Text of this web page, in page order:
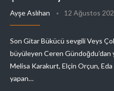
Ayşe Aslıhan 12 Ağustos
Son Gitar Bükücü sevgili Veys
büyüleyen Ceren
Melisa Karakurt, Elçin Orçun,
yapan…